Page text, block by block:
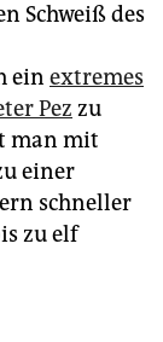
Schweiß des
ein extremes
Pez zu
man mit
einer
schneller
zu elf